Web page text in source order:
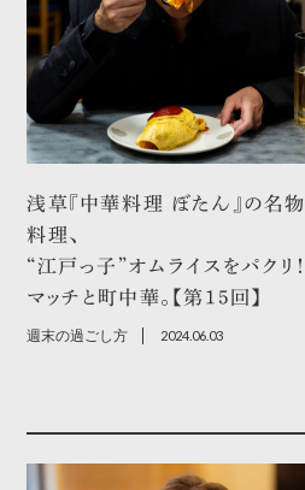
浅草『中華料理 ぼたん』の名物
料理、
“江戸っ子”オムライスをパクリ！
マッチと町中華。【第15回】
週末の過ごし方 2024.06.03